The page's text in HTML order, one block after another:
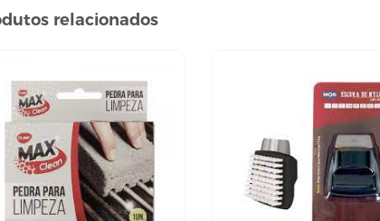
relacionados